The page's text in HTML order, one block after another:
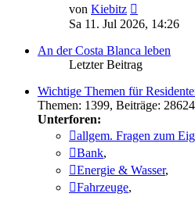
von Kiebitz
Beitrag
Sa 11. Jul 2026, 14:26
An der Costa Blanca leben
Letzter Beitrag
Wichtige Themen für
Themen: 1399, Beiträge: 28624
Unterforen:
allgem. Fragen zum
Bank,
Energie & Wasser,
Fahrzeuge,